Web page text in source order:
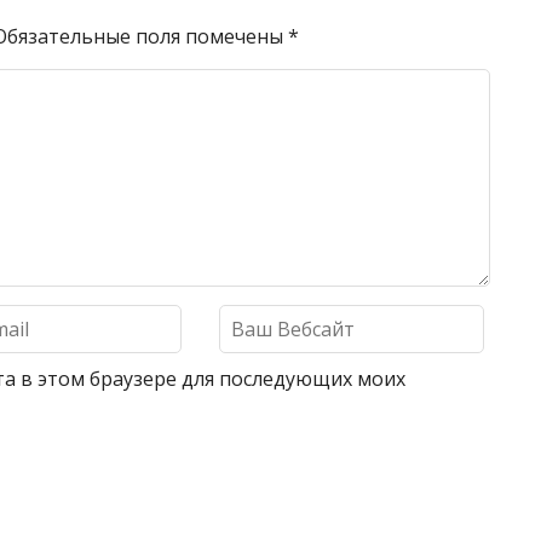
поля помечены *
в этом браузере для последующих моих